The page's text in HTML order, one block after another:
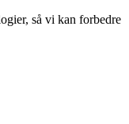
så vi kan forbedre